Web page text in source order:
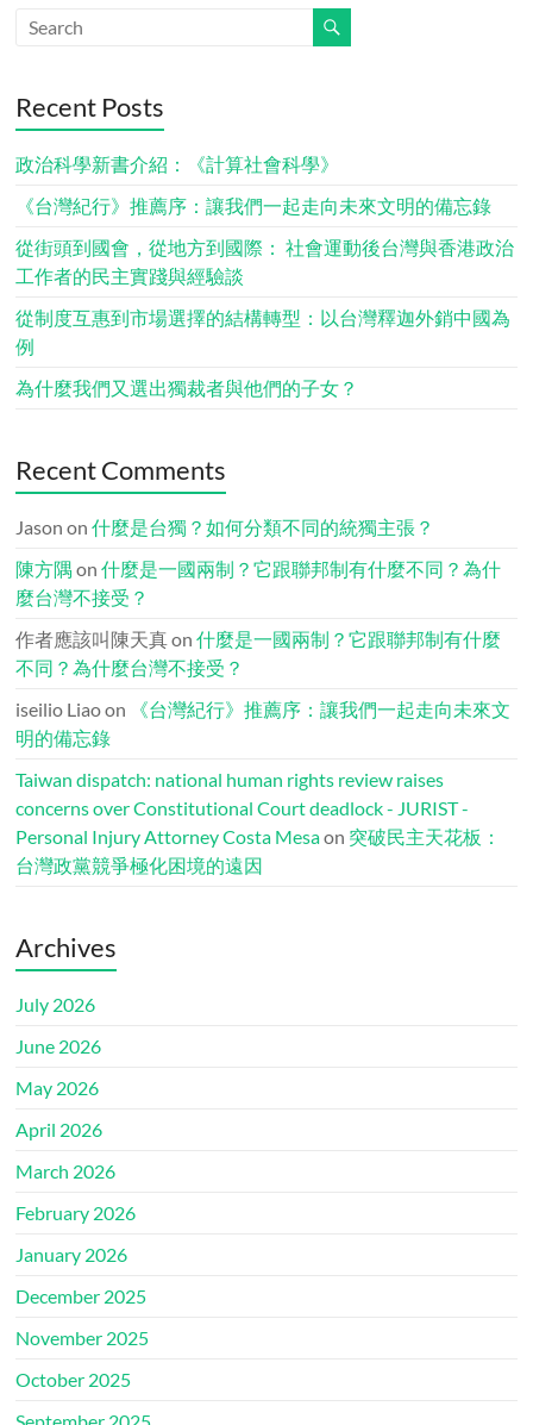
Recent Posts
政治科學新書介紹：《計算社會科學》
《台灣紀行》推薦序：讓我們一起走向未來文明的備忘錄
從街頭到國會，從地方到國際： 社會運動後台灣與香港政治
工作者的民主實踐與經驗談
從制度互惠到市場選擇的結構轉型：以台灣釋迦外銷中國為
例
為什麼我們又選出獨裁者與他們的子女？
Recent Comments
Jason on什麼是台獨？如何分類不同的統獨主張？
陳方隅 on什麼是一國兩制？它跟聯邦制有什麼不同？為什
麼台灣不接受？
作者應該叫陳天真 on什麼是一國兩制？它跟聯邦制有什麼
不同？為什麼台灣不接受？
iseilio Liaoon
《台灣紀行》推薦序：讓我們一起走向未來文
明的備忘錄
Taiwan dispatch: national human rights review raises
concerns over Constitutional Court deadlock - JURIST -
Personal Injury Attorney Costa Mesaon 突破民主天花板：
台灣政黨競爭極化困境的遠因
Archives
July 2026
June 2026
May 2026
April 2026
March 2026
February 2026
January 2026
December 2025
November 2025
October 2025